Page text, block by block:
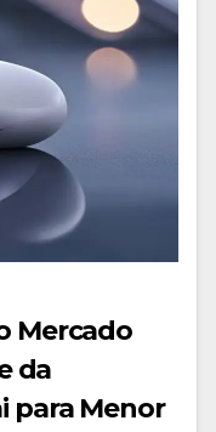
Mercado
da
para Menor